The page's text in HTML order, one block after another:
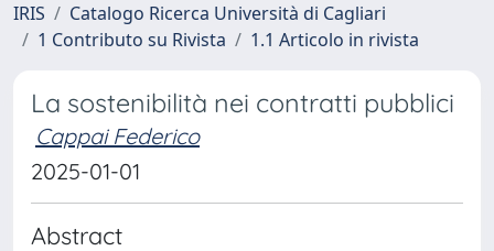
IRIS
Catalogo Ricerca Università di Cagliari
1 Contributo su Rivista
1.1 Articolo in rivista
La sostenibilità nei contratti pubblici
Cappai Federico
2025-01-01
Abstract